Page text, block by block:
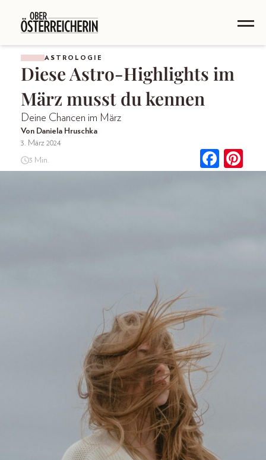
ASTROLOGIE
Diese Astro-Highlights im
März musst du kennen
Deine Chancen im März
Von Daniela Hruschka
3. März 2024
3 Min.